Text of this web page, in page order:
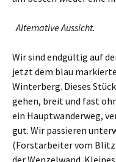
Alternative Aussicht.
Wir sind endgültig auf
jetzt dem blau
Winterberg. Dieses
gehen, breit und fast
ein Hauptwanderweg,
gut. Wir passieren
(Forstarbeiter vom Blitz
der Wenzelwand.